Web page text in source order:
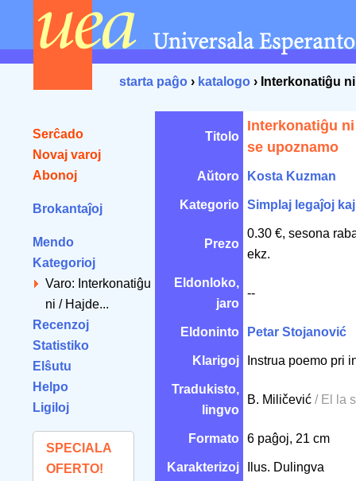
starta paĝo › katalogo › Interkonatiĝu
Serĉado
Novaj varoj
Abonoj
Brokantaĵoj
Mendo
Kategorioj
Varo: Interkonatiĝu
ni / Hajde...
Recenzoj
Statistiko
Elŝutu
Helpo
Ligiloj
SPECIALA
OFERTO!
Titolo
Interkonatiĝu
se upoznamo
Aŭtoro Kosta Kuzman
Kategorio Simplaj legaĵoj
Prezo
0.30 €, sesona
ekz.
Eldonloko,
jaro
--
Eldoninto Petar Stojanović
Klarigoj Instrua poemo pri
Tradukisto,
lingvo
B. Miličević / El la
Formato 6 paĝoj, 21 cm
Karakterizoj Ilus. Dulingva